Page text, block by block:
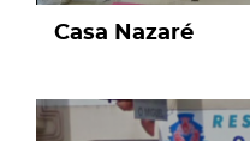
Casa Nazaré
page